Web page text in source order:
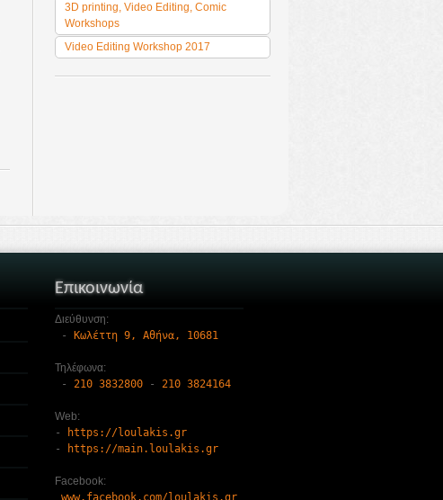
3D printing, Video Editing, Comic
Workshops
Video Editing Workshop 2017
Επικοινωνία
Διεύθυνση:
-
Κωλέττη 9, Αθήνα, 10681
Τηλέφωνα:
- 210 3832800 - 210 3824164
Web:
-
https://loulakis.gr
-
https://main.loulakis.gr
Facebook:
www.facebook.com/loulakis.gr